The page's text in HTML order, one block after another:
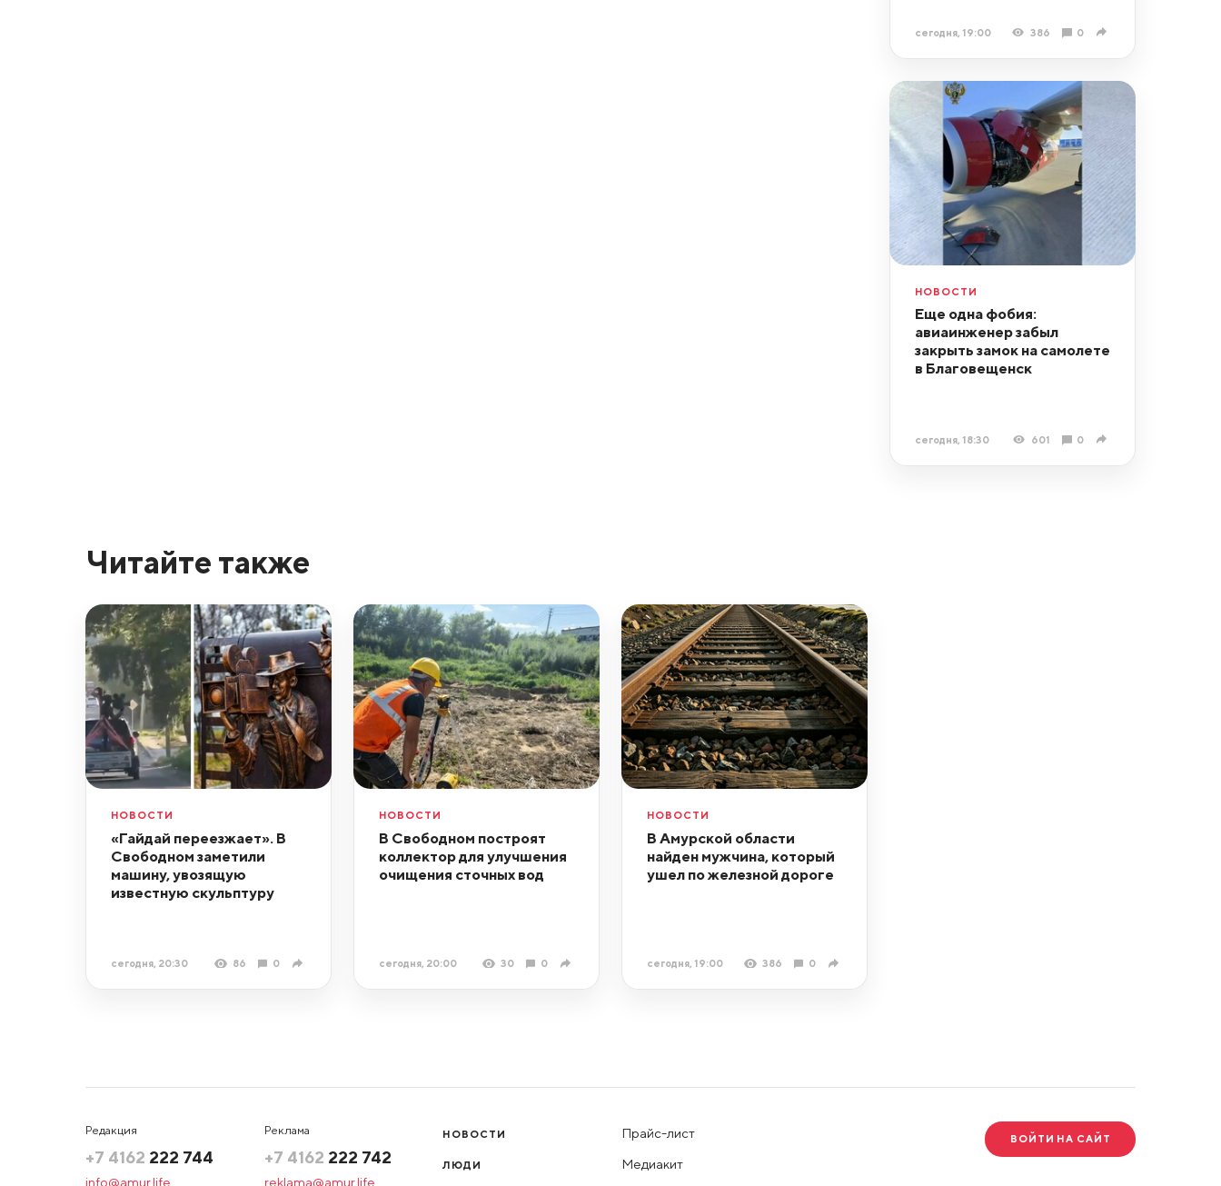
сегодня, 19:00 386 0
НОВОСТИ
Еще одна фобия:
авиаинженер забыл
закрыть замок на самолете
в Благовещенск
сегодня, 18:30 601 0
Читайте также
НОВОСТИ
«Гайдай переезжает». В
Свободном заметили
машину, увозящую
известную скульптуру
сегодня, 20:30 86 0
НОВОСТИ
В Свободном построят
коллектор для улучшения
очищения сточных вод
сегодня, 20:00 30 0
НОВОСТИ
В Амурской области
найден мужчина, который
ушел по железной дороге
сегодня, 19:00 386 0
Редакция
+7 4162 222 744
info@amur.life
Реклама
+7 4162 222 742
reklama@amur.life
НОВОСТИ
ЛЮДИ
Прайс-лист
Медиакит
ВОЙТИ НА САЙТ